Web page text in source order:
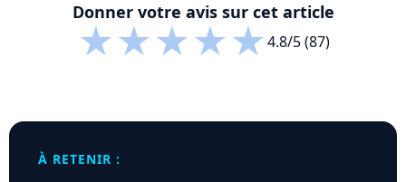
Donner votre avis sur cet article
★★★★★4.8/5 (87)
À RETENIR :